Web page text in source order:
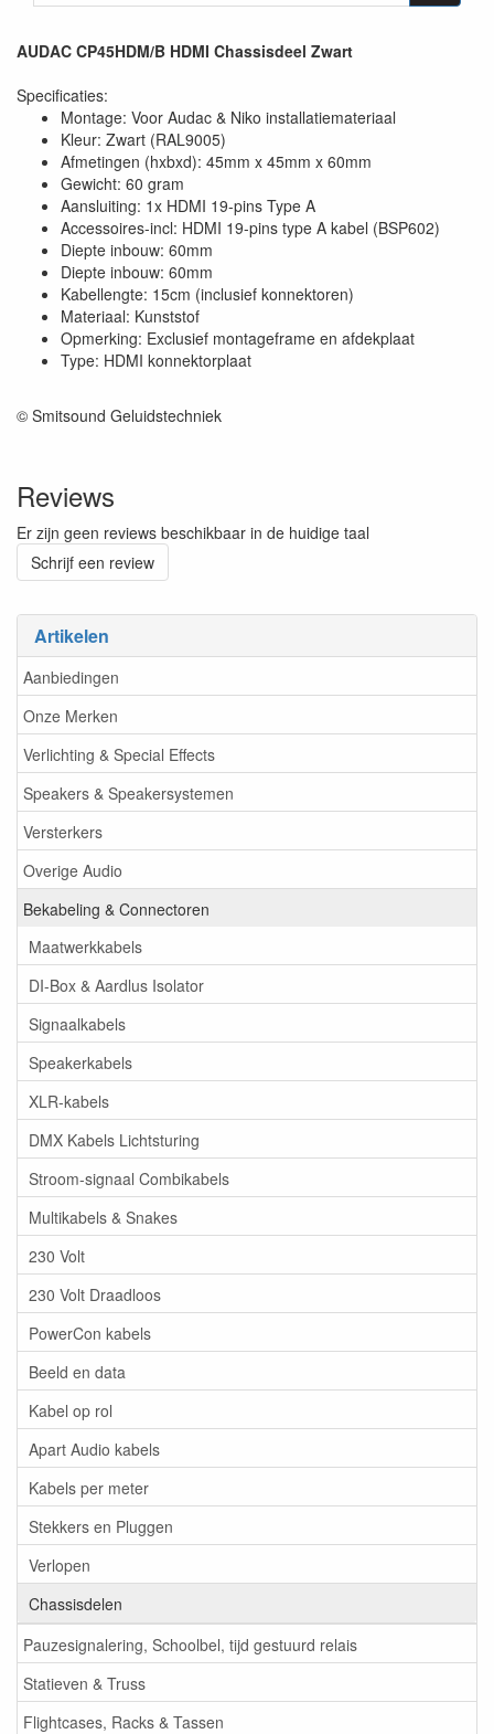
Artikelen
Aanbiedingen
Onze Merken
Verlichting & Special Effects
Speakers & Speakersystemen
Versterkers
Overige Audio
Bekabeling & Connectoren
Maatwerkkabels
DI-Box & Aardlus Isolator
Signaalkabels
Speakerkabels
XLR-kabels
DMX Kabels Lichtsturing
Stroom-signaal Combikabels
Multikabels & Snakes
230 Volt
230 Volt Draadloos
PowerCon kabels
Beeld en data
Kabel op rol
Apart Audio kabels
Kabels per meter
Stekkers en Pluggen
Verlopen
Chassisdelen
Pauzesignalering, Schoolbel, tijd gestuurd relais
Statieven & Truss
Flightcases, Racks & Tassen
AUDAC CP45HDM/B HDMI Chassisdeel Zwart
Specificaties:
Montage: Voor Audac & Niko installatiemateriaal
Kleur: Zwart (RAL9005)
Afmetingen (hxbxd): 45mm x 45mm x 60mm
Gewicht: 60 gram
Aansluiting: 1x HDMI 19-pins Type A
Accessoires-incl: HDMI 19-pins type A kabel (BSP602)
Diepte inbouw: 60mm
Diepte inbouw: 60mm
Kabellengte: 15cm (inclusief konnektoren)
Materiaal: Kunststof
Opmerking: Exclusief montageframe en afdekplaat
Type: HDMI konnektorplaat
© Smitsound Geluidstechniek
Reviews
Er zijn geen reviews beschikbaar in de huidige taal
Schrijf een review